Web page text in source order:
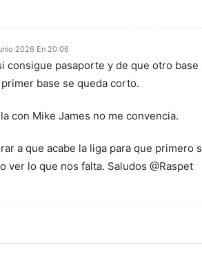
2026 En 20:06
consigue pasaporte y de que otro base
base se queda corto.
con Mike James no me convencia.
a que acabe la liga para que primero
ver lo que nos falta. Saludos @Raspet